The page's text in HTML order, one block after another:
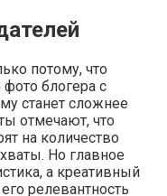
потому, что
блогера с
станет сложнее
отмечают, что
на количество
Но главное
а креативный
релевантность